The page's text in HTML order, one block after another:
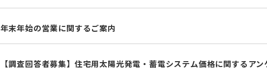
年末年始の営業に関するご案内
【調査回答者募集】住宅用太陽光発電・蓄電システム価格に関するア